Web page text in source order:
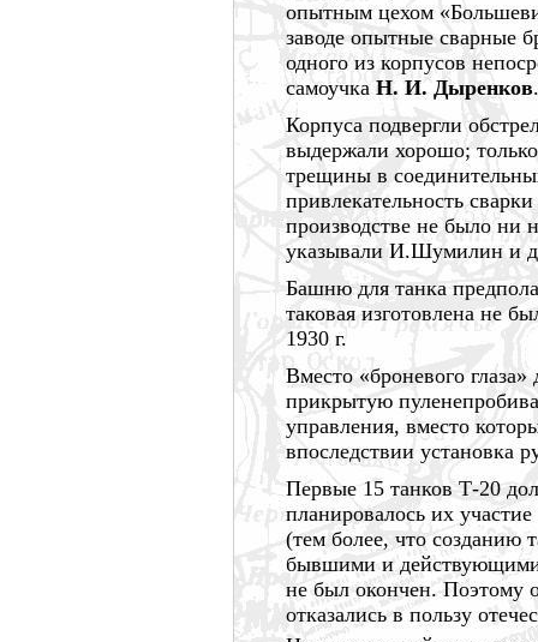
опытным цехом
заводе опытные сварные
одного из корпусов
самоучка Н. И. Дыренков.
Корпуса подвергли
выдержали хорошо;
трещины в
привлекательность
производстве не было ни
указывали И.Шумилин и
Башню для танка
таковая изготовлена не
1930 г.
Вместо «броневого глаза»
прикрытую
управления, вместо
впоследствии установка
Первые 15 танков Т-20
планировалось их
(тем более, что созданию
бывшими и
не был окончен. Поэтому
отказались в пользу